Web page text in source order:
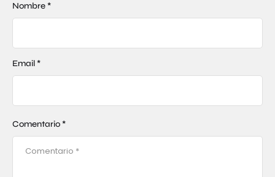
Comentario *
Nombre *
Email *